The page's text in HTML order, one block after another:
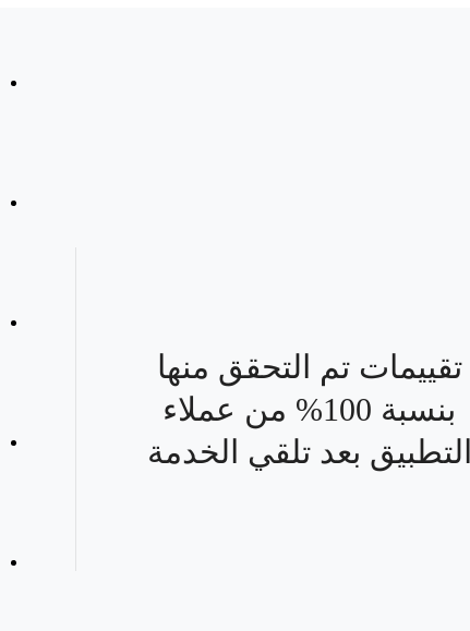
تقييمات تم التحقق منها
بنسبة 100% من عملاء
التطبيق بعد تلقي الخدمة